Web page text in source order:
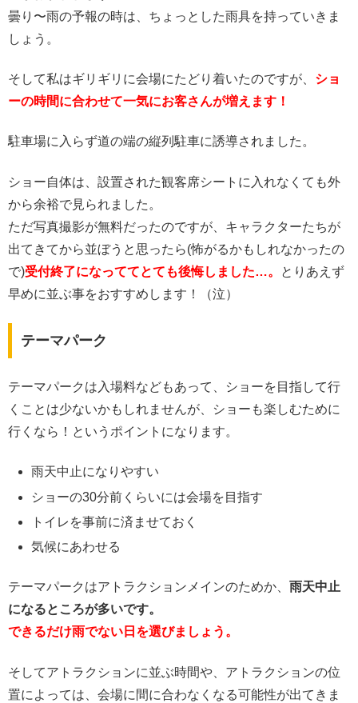
曇り〜雨の予報の時は、ちょっとした雨具を持っていきま
しょう。
そして私はギリギリに会場にたどり着いたのですが、 ショ
ーの時間に合わせて一気にお客さんが増えます！
駐車場に入らず道の端の縦列駐車に誘導されました。
ショー自体は、設置された観客席シートに入れなくても外
から余裕で見られました。
ただ写真撮影が無料だったのですが、キャラクターたちが
出てきてから並ぼうと思ったら(怖がるかもしれなかったの
で)受付終了になっててとても後悔しました…。
とりあえず
早めに並ぶ事をおすすめします！（泣）
テーマパーク
テーマパークは入場料などもあって、ショーを目指して行
くことは少ないかもしれませんが、ショーも楽しむために
行くなら！というポイントになります。
雨天中止になりやすい
ショーの30分前くらいには会場を目指す
トイレを事前に済ませておく
気候にあわせる
テーマパークはアトラクションメインのためか、 雨天中止
になるところが多いです。
できるだけ雨でない日を選びましょう。
そしてアトラクションに並ぶ時間や、アトラクションの位
置によっては、会場に間に合わなくなる可能性が出てきま